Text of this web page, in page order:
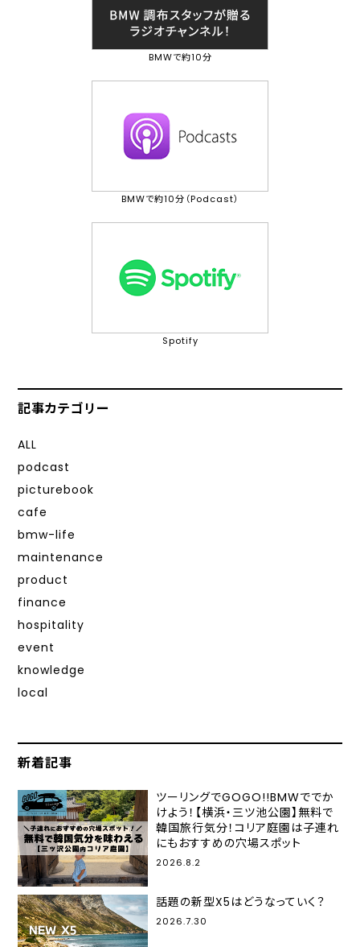
BMWで約10分
BMWで約10分（Podcast）
Spotify
記事カテゴリー
ALL
podcast
picturebook
cafe
bmw-life
maintenance
product
finance
hospitality
event
knowledge
local
新着記事
ツーリングでGOGO!!BMWででか
けよう！【横浜・三ツ池公園】無料で
韓国旅行気分！コリア庭園は子連れ
にもおすすめの穴場スポット
2026.8.2
話題の新型X5はどうなっていく？
2026.7.30